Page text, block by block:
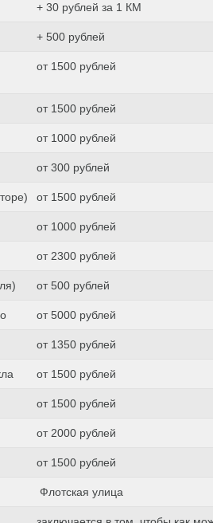
+ 30 рублей за 1 КМ
+ 500 рублей
от 1500 рублей
от 1500 рублей
от 1000 рублей
от 300 рублей
от 1500 рублей
от 1000 рублей
от 2300 рублей
от 500 рублей
от 5000 рублей
от 1350 рублей
от 1500 рублей
от 1500 рублей
от 2000 рублей
от 1500 рублей
Флотская улица